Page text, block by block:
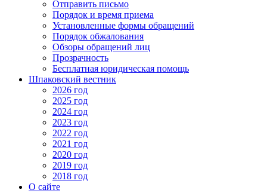
Отправить письмо
Порядок и время приема
Установленные формы обращений
Порядок обжалования
Обзоры обращений лиц
Прозрачность
Бесплатная юридическая помощь
Шпаковский вестник
2026 год
2025 год
2024 год
2023 год
2022 год
2021 год
2020 год
2019 год
2018 год
О сайте